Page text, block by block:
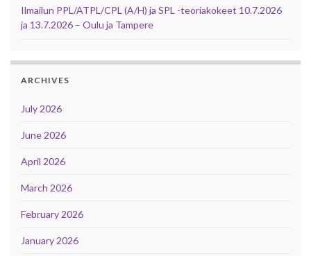
Ilmailun PPL/ATPL/CPL (A/H) ja SPL -teoriakokeet 10.7.2026
ja 13.7.2026 – Oulu ja Tampere
ARCHIVES
July 2026
June 2026
April 2026
March 2026
February 2026
January 2026